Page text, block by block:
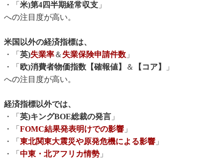
・「 米)第4四半期経常収支 」
への注目度が高い。
米国以外の経済指標は、
・「 英)失業率＆ 失業保険申請件数 」
・「 欧)消費者物価指数【確報値】 ＆ 【コア】
」
への注目度が高い。
経済指標以外では、
・「 英)キングBOE総裁の発言 」
・「 FOMC結果発表明けでの影響 」
・「 東北関東大震災や原発危機による影響 」
・「 中東・北アフリカ情勢 」